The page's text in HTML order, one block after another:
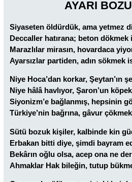
AYARI
Siyaseten öldürdük, ama yetmez
Deccaller hatırana; beton dökmek
Marazlılar mirasın, hovardaca
Ayarsızlar partiden, adın sökmek
Niye Hoca’dan korkar, Şeytan’ın
Niye hâlâ havlıyor, Şaron’un
Siyonizm’e bağlanmış, hepsinin
Türkiye’nin bağrına, gâvur
Sütü bozuk kişiler, kalbinde kin
Erbakan bitti diye, şimdi bayram
Bekârın oğlu olsa, acep ona ne
Ahmaklar Hak bileğin, tutup